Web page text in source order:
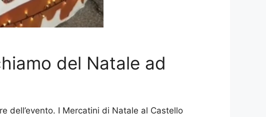
del Natale ad
dell’evento. I Mercatini di Natale al Castello